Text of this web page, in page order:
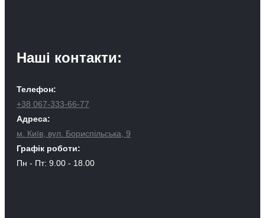
Наші контакти:
Телефон:
+38 067-333-66-77
Адреса:
м. Київ, вул. Бориспільська, 9
Графік роботи:
Пн - Пт: 9.00 - 18.00